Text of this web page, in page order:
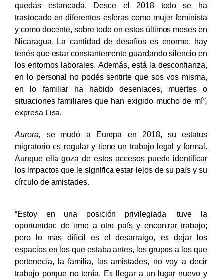
quedás estancada. Desde el 2018 todo se ha
trastocado en diferentes esferas como mujer feminista
y como docente, sobre todo en estos últimos meses en
Nicaragua. La cantidad de desafíos es enorme, hay
tenés que estar constantemente guardando silencio en
los entornos laborales. Además, está la desconfianza,
en lo personal no podés sentirte que sos vos misma,
en lo familiar ha habido desenlaces, muertes o
situaciones familiares que han exigido mucho de mí”,
expresa Lisa.
Aurora, se mudó a Europa en 2018, su estatus
migratorio es regular y tiene un trabajo legal y formal.
Aunque ella goza de estos accesos puede identificar
los impactos que le significa estar lejos de su país y su
círculo de amistades.
“Estoy en una posición privilegiada, tuve la
oportunidad de irme a otro país y encontrar trabajo;
pero lo más difícil es el desarraigo, es dejar los
espacios en los que estaba antes, los grupos a los que
pertenecía, la familia, las amistades, no voy a decir
trabajo porque no tenía. Es llegar a un lugar nuevo y